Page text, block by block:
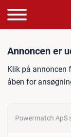
Annoncen er
Klik på annoncen
åben for
Powermatch ApS